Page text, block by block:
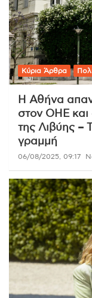
Κύρια Άρθρα
Η Αθήνα
στον ΟΗΕ και
της Λιβύης –
γραμμή
06/08/2025, 09:17